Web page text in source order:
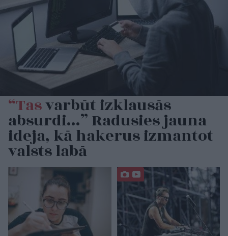
“Tasvarbūt izklausās
absurdi…” Radusies jauna
ideja, kā hakerus izmantot
valsts labā